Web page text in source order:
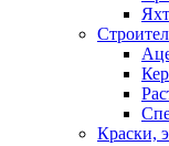
Краски,